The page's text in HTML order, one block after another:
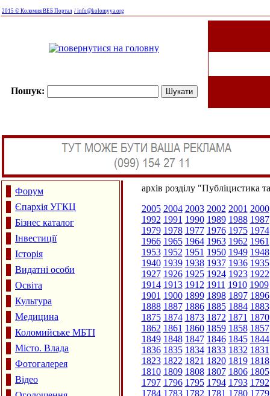
2015 © Коломия ВЕБ Портал / info@kolomyya.org
Пошук:
Форум
Єпархія УГКЦ
Бізнес каталог
Інвестиції
Історія
Видатні особи
Освіта
Культура
Медицина
Коломийське МБТІ
Місто. Влада
Фотогалерея
Відео
архів розділу "Публіцистика
2005 2004 2003 2002 2001 2000
1992 1991 1990 1989 1988 1987
1979 1978 1977 1976 1975 1974
1966 1965 1964 1963 1962 1961
1953 1952 1951 1950 1949 1948
1940 1939 1938 1937 1936 1935
1927 1926 1925 1924 1923 1922
1914 1913 1912 1911 1910 1909
1901 1900 1899 1898 1897 1896
1888 1887 1886 1885 1884 1883
1875 1874 1873 1872 1871 1870
1862 1861 1860 1859 1858 1857
1849 1848 1847 1846 1845 1844
1836 1835 1834 1833 1832 1831
1823 1822 1821 1820 1819 1818
1810 1809 1808 1807 1806 1805
1797 1796 1795 1794 1793 1792
1784 1783 1782 1781 1780 1779